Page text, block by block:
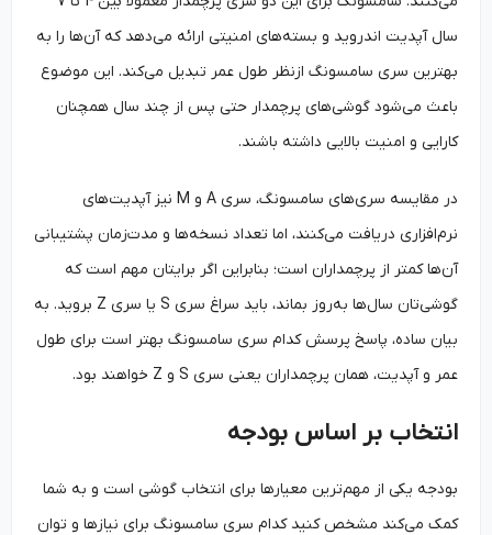
سال آپدیت اندروید و بسته‌های امنیتی ارائه می‌دهد که آن‌ها را به
بهترین سری سامسونگ ازنظر طول عمر تبدیل می‌کند. این موضوع
باعث می‌شود گوشی‌های پرچمدار حتی پس از چند سال همچنان
کارایی و امنیت بالایی داشته باشند.
در مقایسه سری‌های سامسونگ، سری A و M نیز آپدیت‌های
نرم‌افزاری دریافت می‌کنند، اما تعداد نسخه‌ها و مدت‌زمان پشتیبانی
آن‌ها کمتر از پرچمداران است؛ بنابراین اگر برایتان مهم است که
گوشی‌تان سال‌ها به‌روز بماند، باید سراغ سری S یا سری Z بروید. به
بیان ساده، پاسخ پرسش کدام سری سامسونگ بهتر است برای طول
عمر و آپدیت، همان پرچمداران یعنی سری S و Z خواهند بود.
انتخاب بر اساس بودجه
بودجه یکی از مهم‌ترین معیارها برای انتخاب گوشی است و به شما
کمک می‌کند مشخص کنید کدام سری سامسونگ برای نیازها و توان